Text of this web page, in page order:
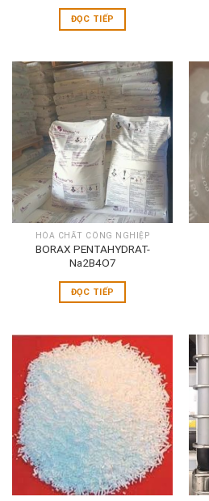
ĐỌC TIẾP
HÓA CHẤT CÔNG NGHIỆP
BORAX PENTAHYDRAT-
Na2B4O7
ĐỌC TIẾP